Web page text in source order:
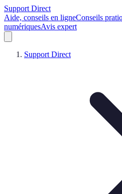
Support Direct
Aide, conseils en ligneConseils
numériquesAvis expert
Support Direct